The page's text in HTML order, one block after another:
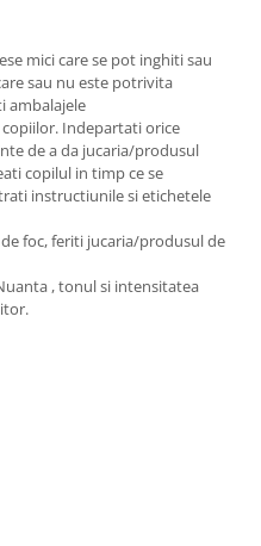
mici care se pot inghiti sau
sau nu este potrivita
ambalajele
Indepartati orice
de a da jucaria/produsul
copilul in timp ce se
instructiunile si etichetele
foc, feriti jucaria/produsul de
, tonul si intensitatea